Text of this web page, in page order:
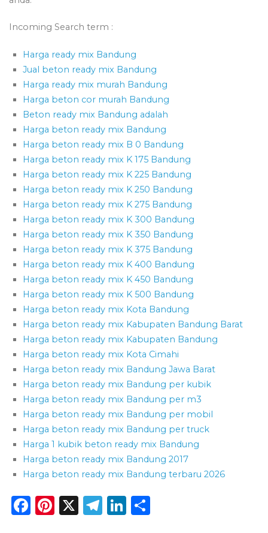
Incoming Search term :
Harga ready mix Bandung
Jual beton ready mix Bandung
Harga ready mix murah Bandung
Harga beton cor murah Bandung
Beton ready mix Bandung adalah
Harga beton ready mix Bandung
Harga beton ready mix B 0 Bandung
Harga beton ready mix K 175 Bandung
Harga beton ready mix K 225 Bandung
Harga beton ready mix K 250 Bandung
Harga beton ready mix K 275 Bandung
Harga beton ready mix K 300 Bandung
Harga beton ready mix K 350 Bandung
Harga beton ready mix K 375 Bandung
Harga beton ready mix K 400 Bandung
Harga beton ready mix K 450 Bandung
Harga beton ready mix K 500 Bandung
Harga beton ready mix Kota Bandung
Harga beton ready mix Kabupaten Bandung Barat
Harga beton ready mix Kabupaten Bandung
Harga beton ready mix Kota Cimahi
Harga beton ready mix Bandung Jawa Barat
Harga beton ready mix Bandung per kubik
Harga beton ready mix Bandung per m3
Harga beton ready mix Bandung per mobil
Harga beton ready mix Bandung per truck
Harga 1 kubik beton ready mix Bandung
Harga beton ready mix Bandung 2017
Harga beton ready mix Bandung terbaru 2026
Facebook
Pinterest
X Telegram
LinkedIn